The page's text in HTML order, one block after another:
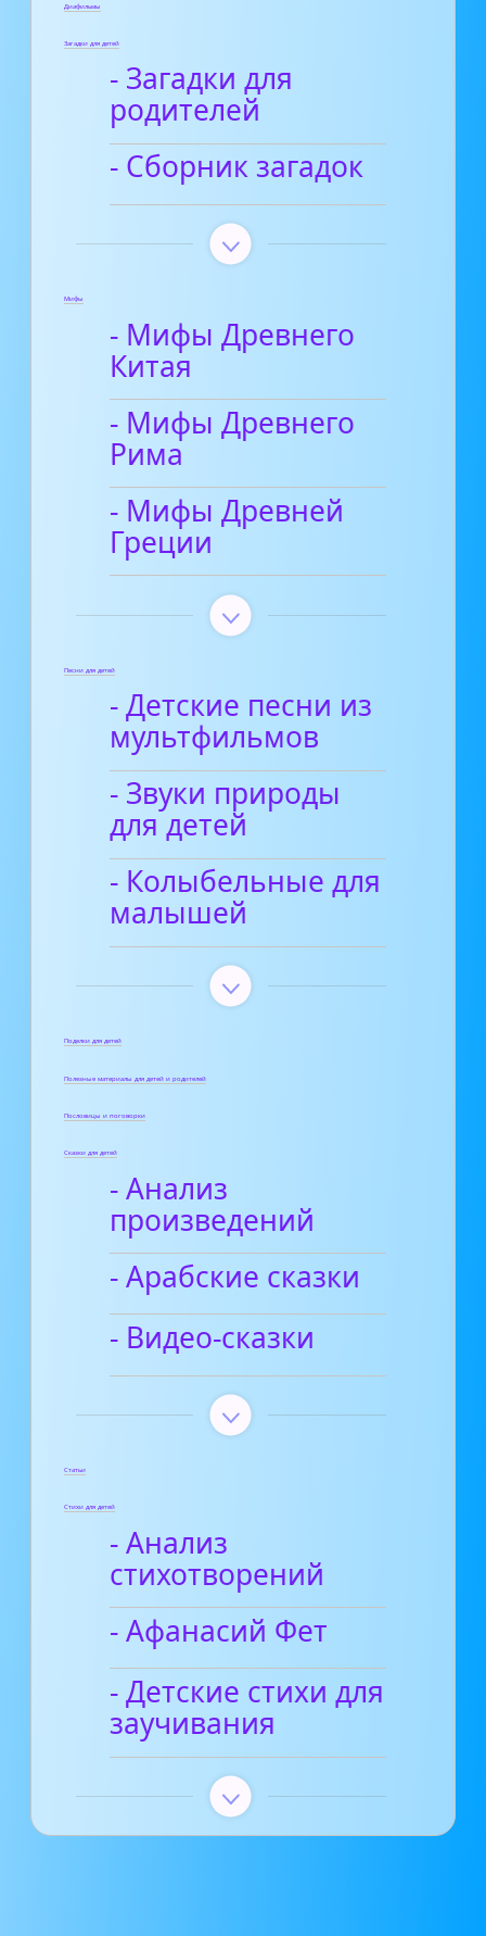
Диафильмы
Загадки для детей
- Загадки для
родителей
- Сборник загадок
Мифы
- Мифы Древнего
Китая
- Мифы Древнего
Рима
- Мифы Древней
Греции
Песни для детей
- Детские песни из
мультфильмов
- Звуки природы
для детей
- Колыбельные для
малышей
Поделки для детей
Полезные материалы для детей и родителей
Пословицы и поговорки
Сказки для детей
- Анализ
произведений
- Арабские сказки
- Видео-сказки
Статьи
Стихи для детей
- Анализ
стихотворений
- Афанасий Фет
- Детские стихи для
заучивания